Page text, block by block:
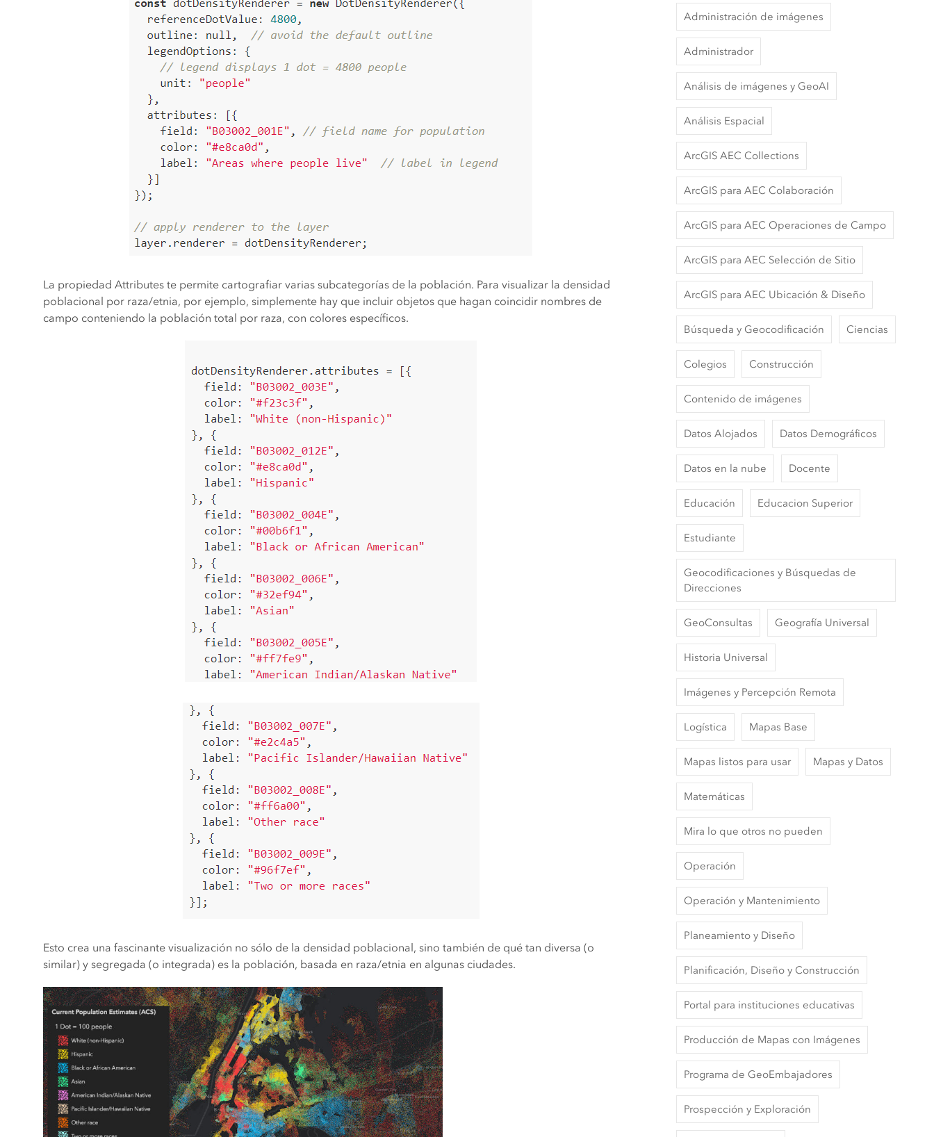
La propiedad Attributes te permite cartografiar varias subcategorías de la población. Para visualizar la densidad
poblacional por raza/etnia, por ejemplo, simplemente hay que incluir objetos que hagan coincidir nombres de
campo conteniendo la población total por raza, con colores específicos.
Esto crea una fascinante visualización no sólo de la densidad poblacional, sino también de qué tan diversa (o
similar) y segregada (o integrada) es la población, basada en raza/etnia en algunas ciudades.
Administración de imágenes
Administrador
Análisis de imágenes y GeoAI
Análisis Espacial
ArcGIS AEC Collections
ArcGIS para AEC Colaboración
ArcGIS para AEC Operaciones de Campo
ArcGIS para AEC Selección de Sitio
ArcGIS para AEC Ubicación & Diseño
Búsqueda y Geocodificación Ciencias
Colegios Construcción
Contenido de imágenes
Datos Alojados Datos Demográficos
Datos en la nube Docente
Educación Educacion Superior
Estudiante
Geocodificaciones y Búsquedas de
Direcciones
GeoConsultas Geografía Universal
Historia Universal
Imágenes y Percepción Remota
Logística Mapas Base
Mapas listos para usar Mapas y Datos
Matemáticas
Mira lo que otros no pueden
Operación
Operación y Mantenimiento
Planeamiento y Diseño
Planificación, Diseño y Construcción
Portal para instituciones educativas
Producción de Mapas con Imágenes
Programa de GeoEmbajadores
Prospección y Exploración